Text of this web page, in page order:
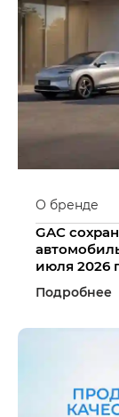
О бренде
GAC
июля 2026
Подробнее